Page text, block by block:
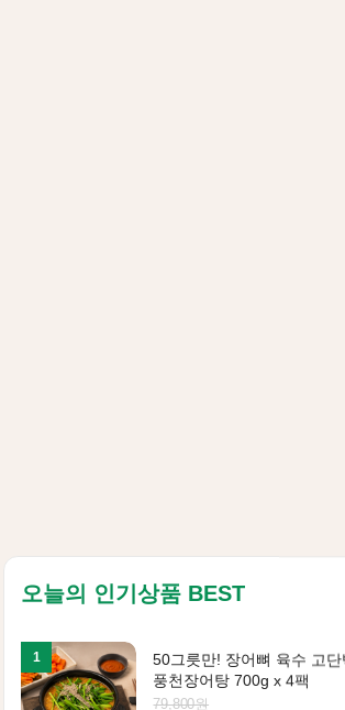
오늘의 인기상품 BEST
1
50그릇만! 장어뼈 육수 고단
풍천장어탕 700g x 4팩
79,800원
우머리 튀김